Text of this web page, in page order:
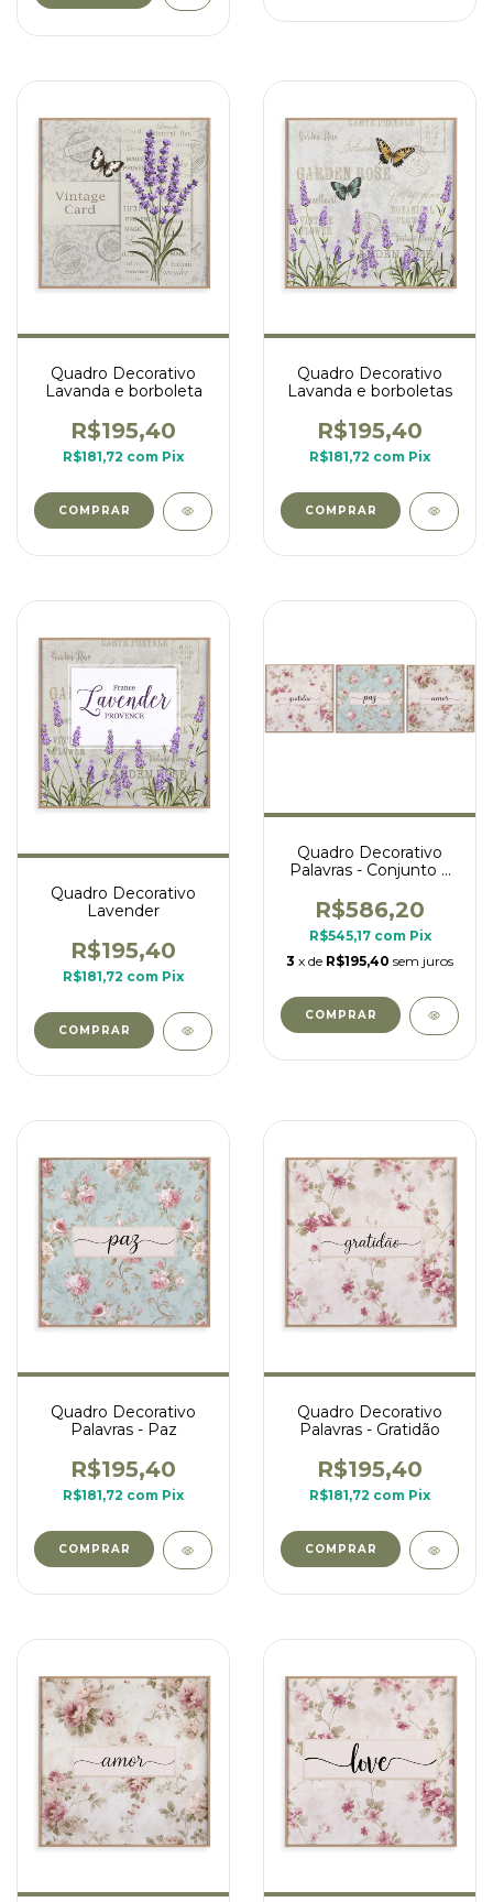
Quadro Decorativo
Lavanda e borboleta
R$195,40
R$181,72 com Pix
COMPRAR
Quadro Decorativo
Lavanda e borboletas
R$195,40
R$181,72 com Pix
COMPRAR
Quadro Decorativo
Lavender
R$195,40
R$181,72 com Pix
COMPRAR
Quadro Decorativo
Palavras - Conjunto 3
R$586,20
R$545,17 com Pix
3 x de R$195,40 sem juros
COMPRAR
Quadro Decorativo
Palavras - Paz
R$195,40
R$181,72 com Pix
COMPRAR
Quadro Decorativo
Palavras - Gratidão
R$195,40
R$181,72 com Pix
COMPRAR